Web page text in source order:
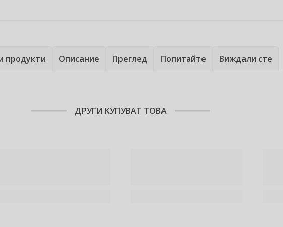
продукти Описание Преглед Попитайте Виждали сте
ДРУГИ КУПУВАТ ТОВА